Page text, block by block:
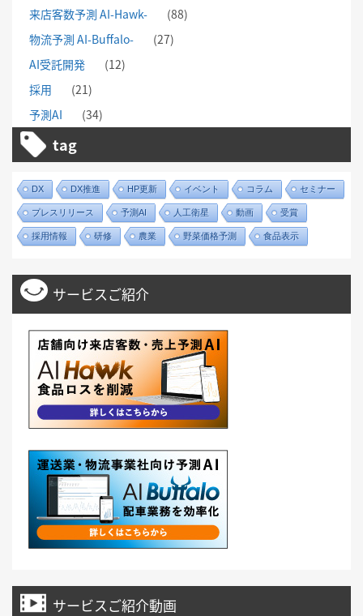
来店客数予測 AI-Hawk-
(88)
物流予測 AI-Buffalo-
(27)
AI受託開発
(12)
採用
(21)
予測AI
(34)
tag
DX DX推進 HP更新 イベント コラム セミナー
プレスリリース 予測AI 人工衛星 動画 受賞
採用情報 研修 農業 野菜価格予測 食品表示
サービスご紹介
サービスご紹介動画